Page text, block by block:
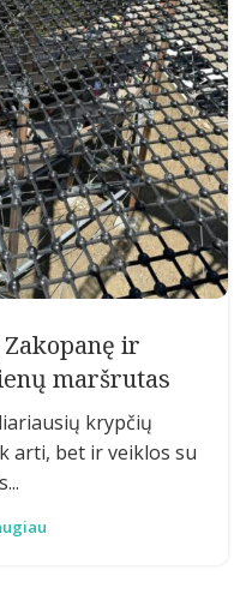
ir
maršrutas
krypčių
arti, bet ir veiklos su